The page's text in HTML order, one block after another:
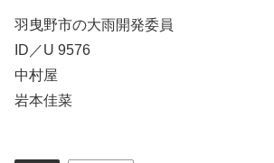
羽曳野市の大雨開発委員
ID／U 9576
中村屋
岩本佳菜